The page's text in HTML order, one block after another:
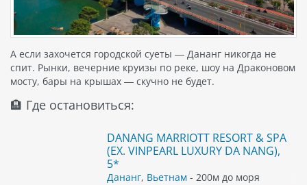
А если захочется городской суеты — Дананг никогда не
спит. Рынки, вечерние круизы по реке, шоу на Драконовом
мосту, бары на крышах — скучно не будет.
🏨 Где остановиться:
DANANG MARRIOTT RESORT & SPA
(EX. VINPEARL LUXURY DA NANG),
5*
Дананг, Вьетнам - 200м до моря